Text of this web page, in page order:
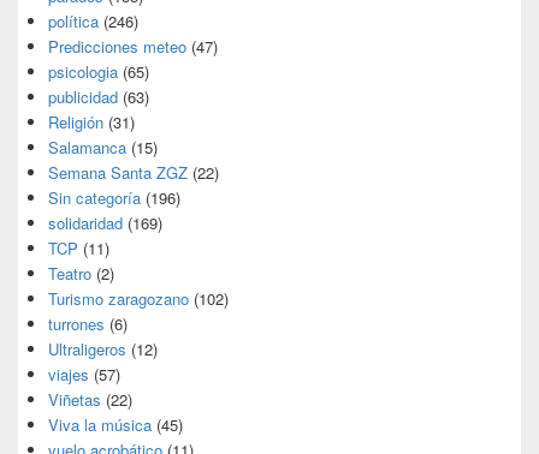
política (246)
Predicciones meteo (47)
psicologia (65)
publicidad (63)
Religión (31)
Salamanca (15)
Semana Santa ZGZ (22)
Sin categoría (196)
solidaridad (169)
TCP (11)
Teatro (2)
Turismo zaragozano (102)
turrones (6)
Ultraligeros (12)
viajes (57)
Viñetas (22)
Viva la música (45)